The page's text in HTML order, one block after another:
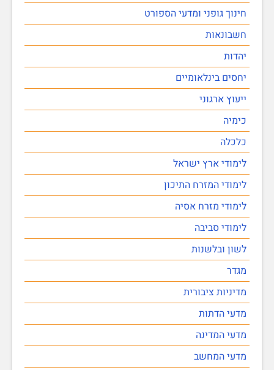
חינוך גופני ומדעי הספורט
חשבונאות
יהדות
יחסים בינלאומיים
ייעוץ ארגוני
כימיה
כלכלה
לימודי ארץ ישראל
לימודי המזרח התיכון
לימודי מזרח אסיה
לימודי סביבה
לשון ובלשנות
מגדר
מדיניות ציבורית
מדעי הדתות
מדעי המדינה
מדעי המחשב